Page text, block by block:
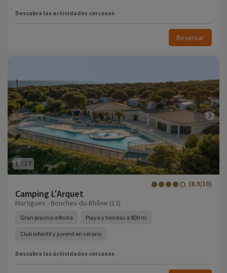
Descubra las actividades cercanas
Reservar
1/ 17
Camping L'Arquet
(8.9/10)
Martigues - Bouches-du-Rhône (13)
Gran piscina infinita Playa y tiendas a 800 m
Club infantil y juvenil en verano
Descubra las actividades cercanas